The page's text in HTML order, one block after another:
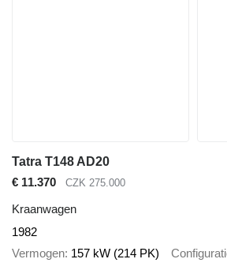
Tatra T148 AD20
€ 11.370
CZK 275.000
Kraanwagen
1982
Vermogen 157 kW (214 PK)